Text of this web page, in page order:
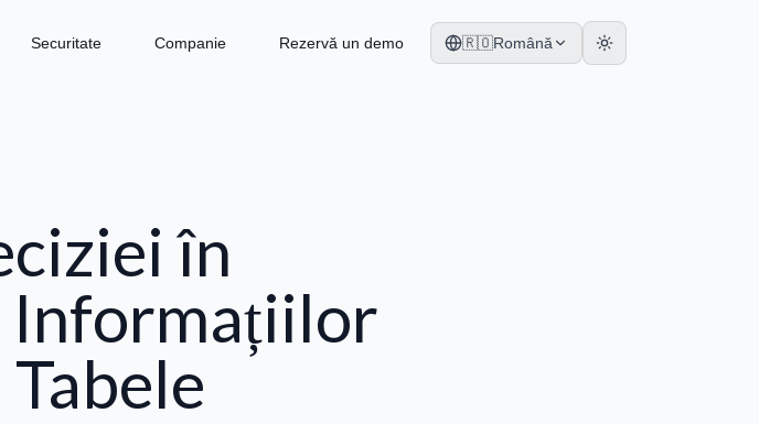
Securitate Companie Rezervă un demo 🇷🇴Română
în
Informațiilor